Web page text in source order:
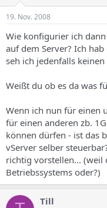
19. Nov. 2008
Wie konfigurier ich
auf dem Server? Ich
seh ich jedenfalls
Weißt du ob es da was
Wenn ich nun für einen
für einen anderen zb.
können dürfen - ist das
vServer selber
richtig vorstellen... (weil
Betriebssystems oder?)
Till